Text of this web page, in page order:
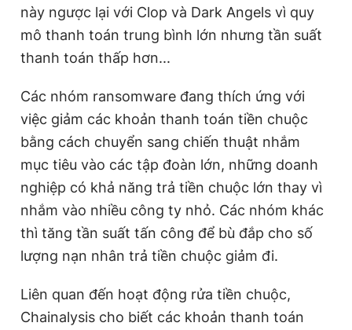
này ngược lại với Clop và Dark Angels vì quy
mô thanh toán trung bình lớn nhưng tần suất
thanh toán thấp hơn...
Các nhóm ransomware đang thích ứng với
việc giảm các khoản thanh toán tiền chuộc
bằng cách chuyển sang chiến thuật nhắm
mục tiêu vào các tập đoàn lớn, những doanh
nghiệp có khả năng trả tiền chuộc lớn thay vì
nhắm vào nhiều công ty nhỏ. Các nhóm khác
thì tăng tần suất tấn công để bù đắp cho số
lượng nạn nhân trả tiền chuộc giảm đi.
Liên quan đến hoạt động rửa tiền chuộc,
Chainalysis cho biết các khoản thanh toán